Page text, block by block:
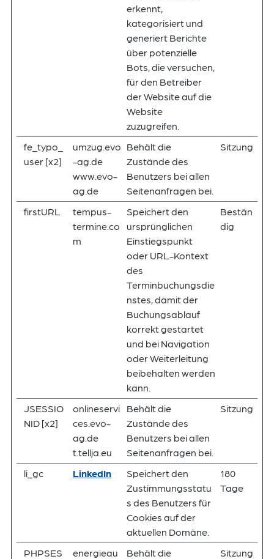
erkennt,
kategorisiert und
generiert Berichte
über potenzielle
Bots, die versuchen,
für den Betreiber
der Website auf die
Website
zuzugreifen.
fe_typo_
user [x2]
umzug.evo
-ag.de
www.evo-
ag.de
Behält die
Zustände des
Benutzers bei allen
Seitenanfragen bei.
Sitzung
firstURL
tempus-
termine.co
m
Speichert den
ursprünglichen
Einstiegspunkt
oder URL-Kontext
des
Terminbuchungsdie
nstes, damit der
Buchungsablauf
korrekt gestartet
und bei Navigation
oder Weiterleitung
beibehalten werden
kann.
Bestän
dig
JSESSIO
NID [x2]
onlineservi
ces.evo-
ag.de
t.tellja.eu
Behält die
Zustände des
Benutzers bei allen
Seitenanfragen bei.
Sitzung
li_gc LinkedIn
Speichert den
Zustimmungsstatu
s des Benutzers für
Cookies auf der
aktuellen Domäne.
180
Tage
PHPSES
energieau
Behält die
Sitzung